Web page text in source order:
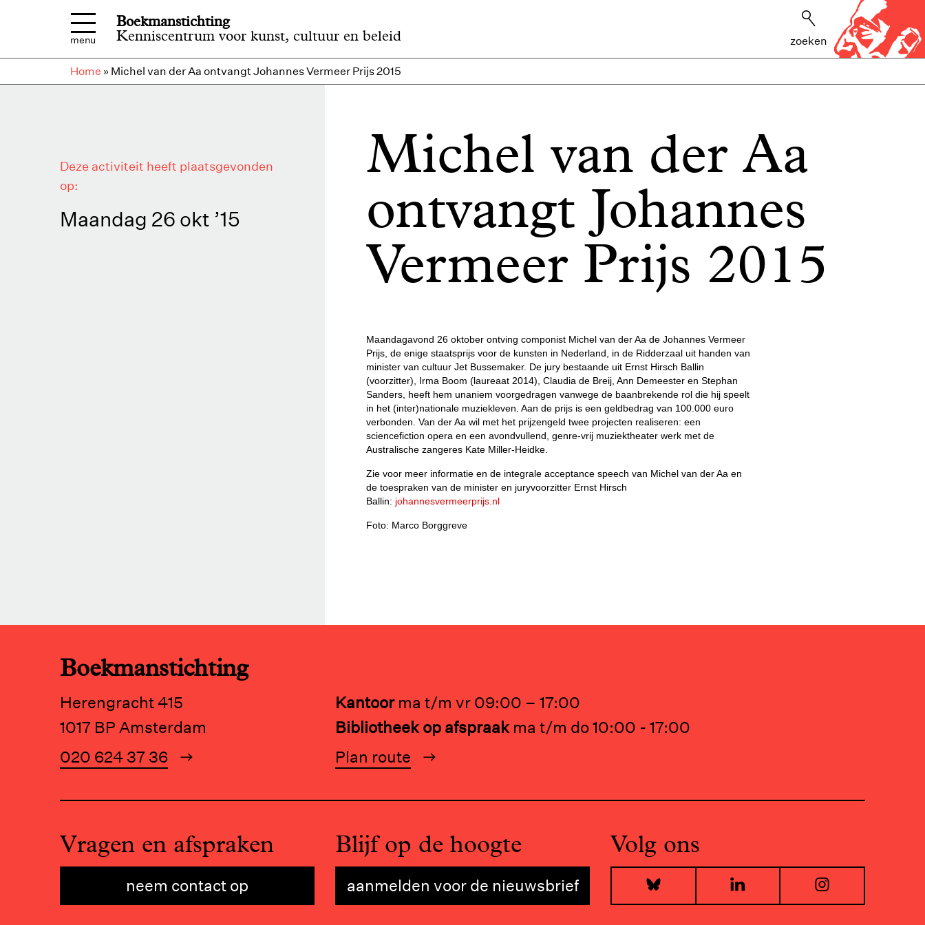
menu
Boekmanstichting
Kenniscentrum voor kunst, cultuur en beleid
zoeken
Home » Michel van der Aa ontvangt Johannes Vermeer Prijs 2015
Deze activiteit heeft plaatsgevonden
op:
Maandag 26 okt ’15
Michel van der Aa
ontvangt Johannes
Vermeer Prijs 2015
Maandagavond 26 oktober ontving componist Michel van der Aa de Johannes Vermeer
Prijs, de enige staatsprijs voor de kunsten in Nederland, in de Ridderzaal uit handen van
minister van cultuur Jet Bussemaker. De jury bestaande uit Ernst Hirsch Ballin
(voorzitter), Irma Boom (laureaat 2014), Claudia de Breij, Ann Demeester en Stephan
Sanders, heeft hem unaniem voorgedragen vanwege de baanbrekende rol die hij speelt
in het (inter)nationale muziekleven. Aan de prijs is een geldbedrag van 100.000 euro
verbonden. Van der Aa wil met het prijzengeld twee projecten realiseren: een
sciencefiction opera en een avondvullend, genre-vrij muziektheater werk met de
Australische zangeres Kate Miller-Heidke.
Zie voor meer informatie en de integrale acceptance speech van Michel van der Aa en
de toespraken van de minister en juryvoorzitter Ernst Hirsch
Ballin: johannesvermeerprijs.nl
Foto: Marco Borggreve
Boekmanstichting
Herengracht 415
1017 BP Amsterdam
020 624 37 36
Kantoor ma t/m vr 09:00 – 17:00
Bibliotheek op afspraak ma t/m do 10:00 - 17:00
Plan route
Vragen en afspraken
neem contact op
Blijf op de hoogte
aanmelden voor de nieuwsbrief
Volg ons
Bluesky LinkedIn